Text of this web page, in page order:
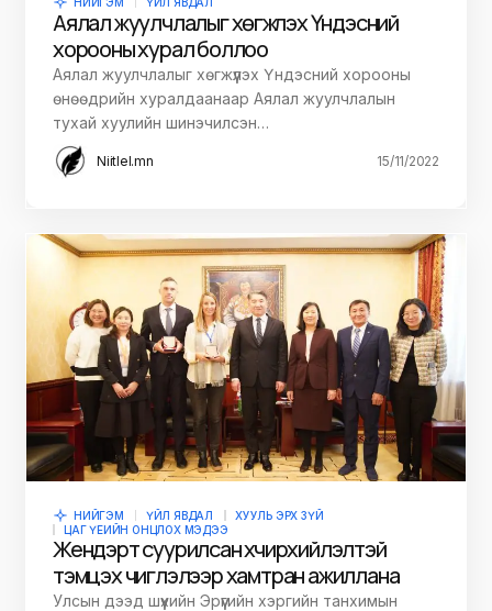
Аялал жуулчлалыг хөгжүүлэх Үндэсний
хорооны хурал боллоо
Аялал жуулчлалыг хөгжүүлэх Үндэсний хорооны
өнөөдрийн хуралдаанаар Аялал жуулчлалын
тухай хуулийн шинэчилсэн…
Niitlel.mn 15/11/2022
НИЙГЭМ ҮЙЛ ЯВДАЛ
ХУУЛЬ ЭРХ ЗҮЙ
ЦАГ ҮЕИЙН ОНЦЛОХ МЭДЭЭ
Жендэрт суурилсан хүчирхийлэлтэй
тэмцэх чиглэлээр хамтран ажиллана
Улсын дээд шүүхийн Эрүүгийн хэргийн танхимын